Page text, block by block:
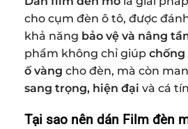
cho cụm đèn ô tô, được
khả năng bảo vệ và nâng
phẩm không chỉ giúp chống
ố vàng cho đèn, mà còn
sang trọng, hiện đại và cá
Tại sao nên dán Film đèn